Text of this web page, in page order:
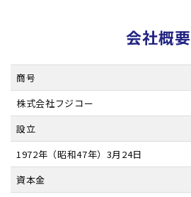
会社概要
商号
株式会社フジコー
設立
1972年（昭和47年）3月24日
資本金